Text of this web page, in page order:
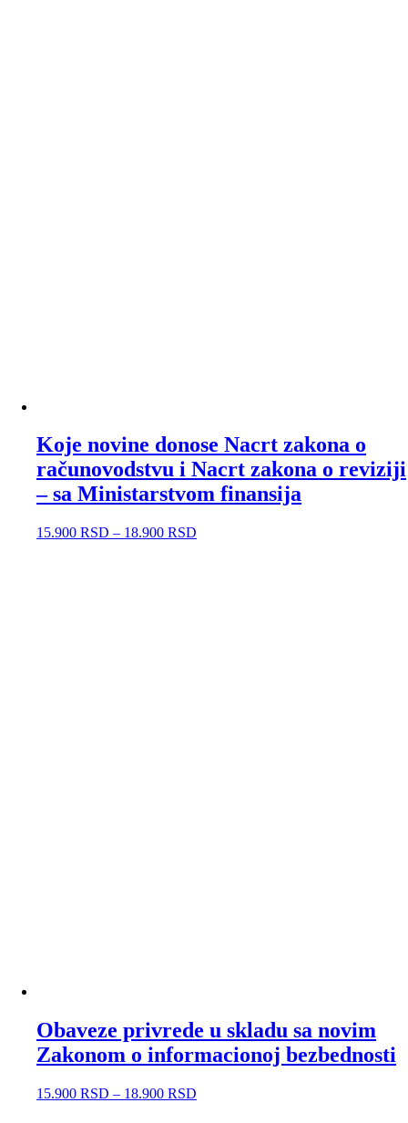
Koje novine donose Nacrt zakona o
računovodstvu i Nacrt zakona o reviziji
– sa Ministarstvom finansija
15.900 RSD – 18.900 RSD
Obaveze privrede u skladu sa novim
Zakonom o informacionoj bezbednosti
15.900 RSD – 18.900 RSD